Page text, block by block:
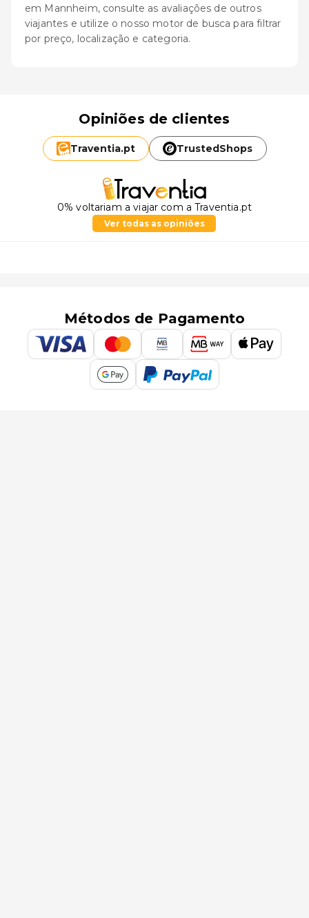
em Mannheim, consulte as avaliações de outros
viajantes e utilize o nosso motor de busca para filtrar
por preço, localização e categoria.
Opiniões de clientes
Traventia.pt TrustedShops
0% voltariam a viajar com a Traventia.pt
Ver todas as opiniões
Métodos de Pagamento